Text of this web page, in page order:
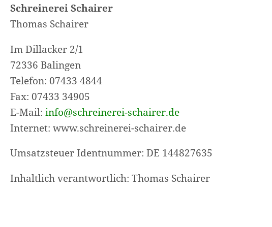
Schreinerei Schairer
Thomas Schairer
Im Dillacker 2/1
72336 Balingen
Telefon: 07433 4844
Fax: 07433 34905
E-Mail: info@schreinerei-schairer.de
Internet: www.schreinerei-schairer.de
Umsatzsteuer Identnummer: DE 144827635
Inhaltlich verantwortlich: Thomas Schairer